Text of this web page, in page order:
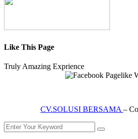
Like This Page
Truly Amazing Exprience
CV.SOLUSI BERSAMA –